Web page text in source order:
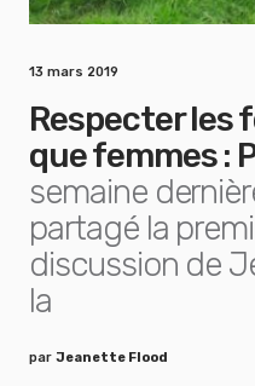
13 mars 2019
Respecter les
que femmes :
semaine
partagé la
discussion de
la
par Jeanette Flood